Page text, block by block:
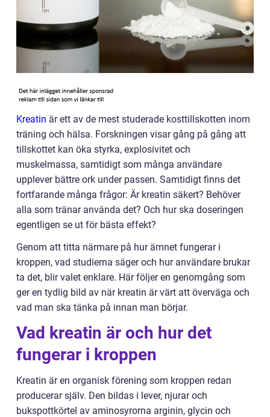
Kreatin är ett av de mest studerade kosttillskotten inom
träning och hälsa. Forskningen visar gång på gång att
tillskottet kan öka styrka, explosivitet och
muskelmassa, samtidigt som många användare
upplever bättre ork under passen. Samtidigt finns det
fortfarande många frågor: Är kreatin säkert? Behöver
alla som tränar använda det? Och hur ska doseringen
egentligen se ut för bästa effekt?
Genom att titta närmare på hur ämnet fungerar i
kroppen, vad studierna säger och hur användare brukar
ta det, blir valet enklare. Här följer en genomgång som
ger en tydlig bild av när kreatin är värt att överväga och
vad man ska tänka på innan man börjar.
Vad kreatin är och hur det
fungerar i kroppen
Kreatin är en organisk förening som kroppen redan
producerar själv. Den bildas i lever, njurar och
bukspottkörtel av aminosyrorna arginin, glycin och